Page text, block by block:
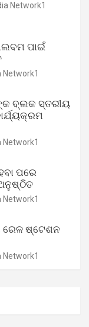
Network1
ପାଇଁ
Network1
ବ୍ଲକ ସ୍ତରୀୟ
Network1
ପରେ
ଅନୁଷ୍ଠିତ
Network1
ରେଳ ଷ୍ଟେଶନ
Network1